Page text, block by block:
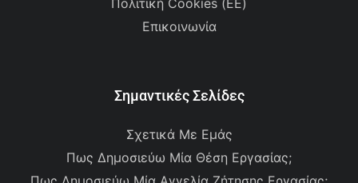
Πολιτική Cookies (ΕΕ)
Επικοινωνία
Σημαντικές Σελίδες
Σχετικά Με Εμάς
Πως Δημοσιεύω Μία Θέση Εργασίας;